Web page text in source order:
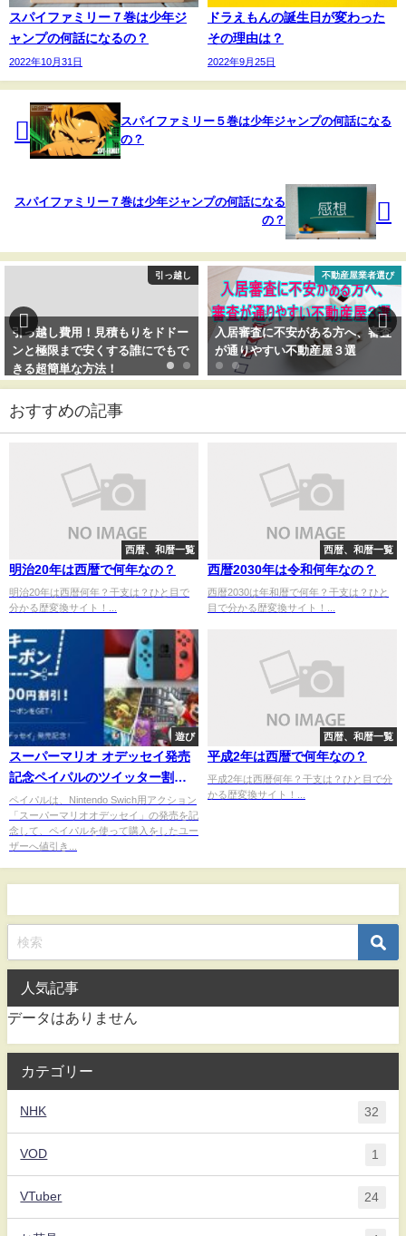
スパイファミリー７巻は少年ジ
ャンプの何話になるの？
2022年10月31日
ドラえもんの誕生日が変わった
その理由は？
2022年9月25日
スパイファミリー５巻は少年ジャンプの何話になる
の？
スパイファミリー７巻は少年ジャンプの何話になる
の？
引っ越し
引っ越し費用！見積もりをドドー
ンと極限まで安くする誰にでもで
きる超簡単な方法！
不動産屋業者選び
入居審査に不安がある方へ、審査
が通りやすい不動産屋３選
おすすめの記事
西暦、和暦一覧
明治20年は西暦で何年なの？
明治20年は西暦何年？干支は？ひと目で
分かる歴変換サイト！...
西暦、和暦一覧
西暦2030年は令和何年なの？
西暦2030は年和暦で何年？干支は？ひと
目で分かる歴変換サイト！...
遊び
スーパーマリオ オデッセイ発売
記念ペイパルのツイッター割
引！
ペイパルは、Nintendo Swich用アクション
「スーパーマリオオデッセイ」の発売を記
念して、ペイパルを使って購入をしたユー
ザーへ値引き...
西暦、和暦一覧
平成2年は西暦で何年なの？
平成2年は西暦何年？干支は？ひと目で分
かる歴変換サイト！...
人気記事
データはありません
カテゴリー
NHK 32
VOD 1
VTuber 24